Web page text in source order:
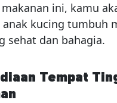
ini, kamu
kucing tumbuh
sehat dan bahagia.
Tempat